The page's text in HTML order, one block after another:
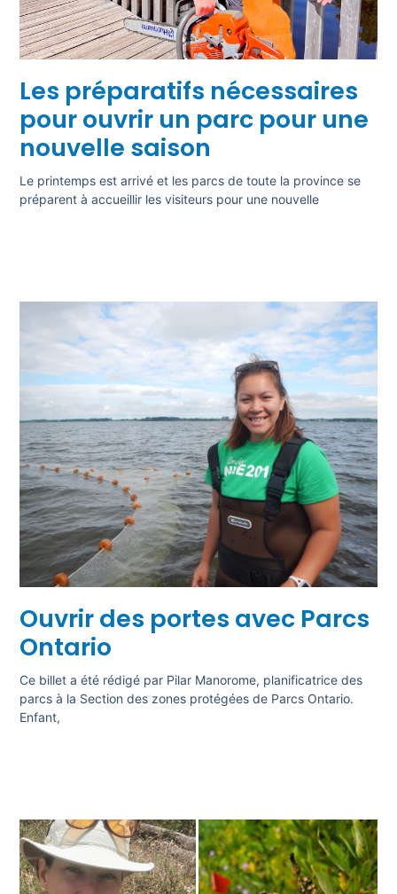
Les préparatifs nécessaires
pour ouvrir un parc pour une
nouvelle saison
Le printemps est arrivé et les parcs de toute la province se
préparent à accueillir les visiteurs pour une nouvelle
Ouvrir des portes avec Parcs
Ontario
Ce billet a été rédigé par Pilar Manorome, planificatrice des
parcs à la Section des zones protégées de Parcs Ontario.
Enfant,